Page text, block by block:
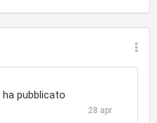
ha pubblicato
28 apr